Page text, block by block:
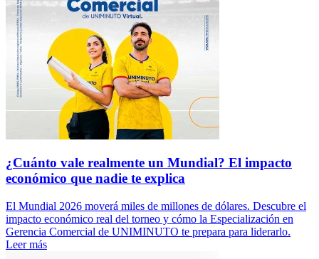
¿Cuánto vale realmente un Mundial? El impacto
económico que nadie te explica
El Mundial 2026 moverá miles de millones de dólares. Descubre el
impacto económico real del torneo y cómo la Especialización en
Gerencia Comercial de UNIMINUTO te prepara para liderarlo.
Leer más